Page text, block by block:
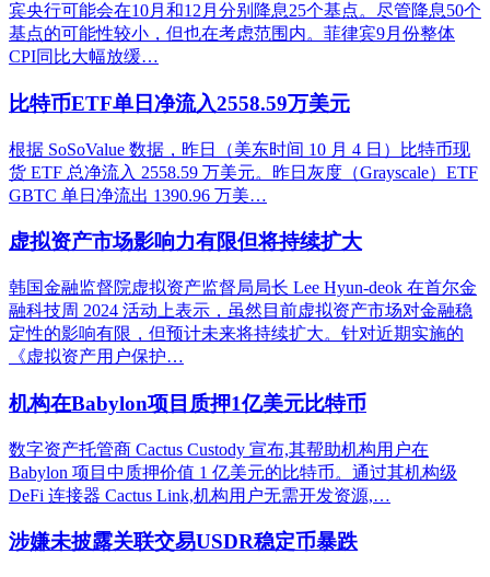
宾央行可能会在10月和12月分别降息25个基点。尽管降息50个
基点的可能性较小，但也在考虑范围内。菲律宾9月份整体
CPI同比大幅放缓…
比特币ETF单日净流入2558.59万美元
根据 SoSoValue 数据，昨日（美东时间 10 月 4 日）比特币现
货 ETF 总净流入 2558.59 万美元。昨日灰度（Grayscale）ETF
GBTC 单日净流出 1390.96 万美…
虚拟资产市场影响力有限但将持续扩大
韩国金融监督院虚拟资产监督局局长 Lee Hyun-deok 在首尔金
融科技周 2024 活动上表示，虽然目前虚拟资产市场对金融稳
定性的影响有限，但预计未来将持续扩大。针对近期实施的
《虚拟资产用户保护…
机构在Babylon项目质押1亿美元比特币
数字资产托管商 Cactus Custody 宣布,其帮助机构用户在
Babylon 项目中质押价值 1 亿美元的比特币。通过其机构级
DeFi 连接器 Cactus Link,机构用户无需开发资源,…
涉嫌未披露关联交易USDR稳定币暴跌